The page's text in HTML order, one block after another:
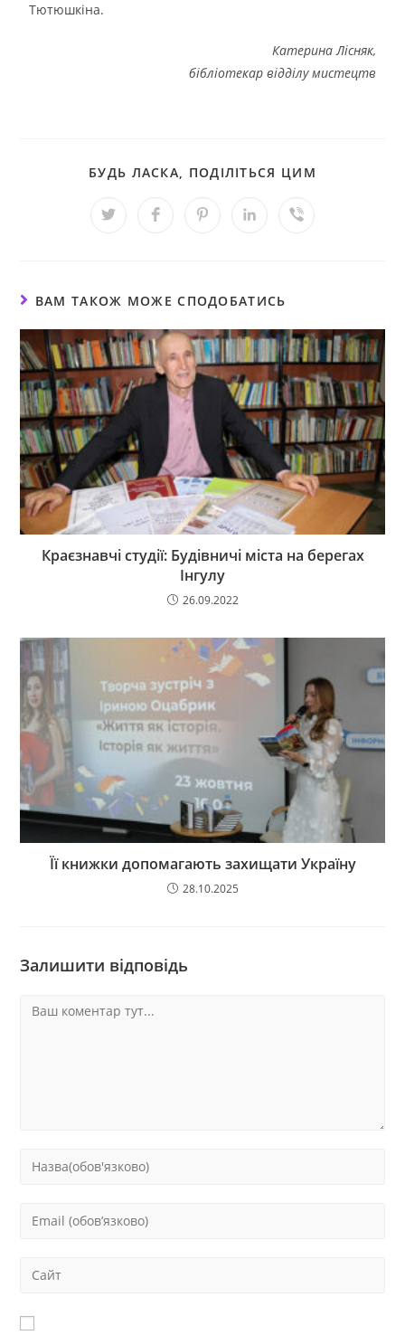
Тютюшкіна.
Катерина Лісняк,
бібліотекар відділу мистецтв
БУДЬ ЛАСКА, ПОДІЛІТЬСЯ ЦИМ
ВАМ ТАКОЖ МОЖЕ СПОДОБАТИСЬ
Краєзнавчі студії: Будівничі міста на берегах
Інгулу
26.09.2022
Її книжки допомагають захищати Україну
28.10.2025
Залишити відповідь